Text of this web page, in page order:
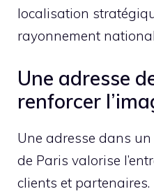
localisation
rayonnement
Une adresse
renforcer
Une adresse dans
de Paris valorise
clients et partenaires.